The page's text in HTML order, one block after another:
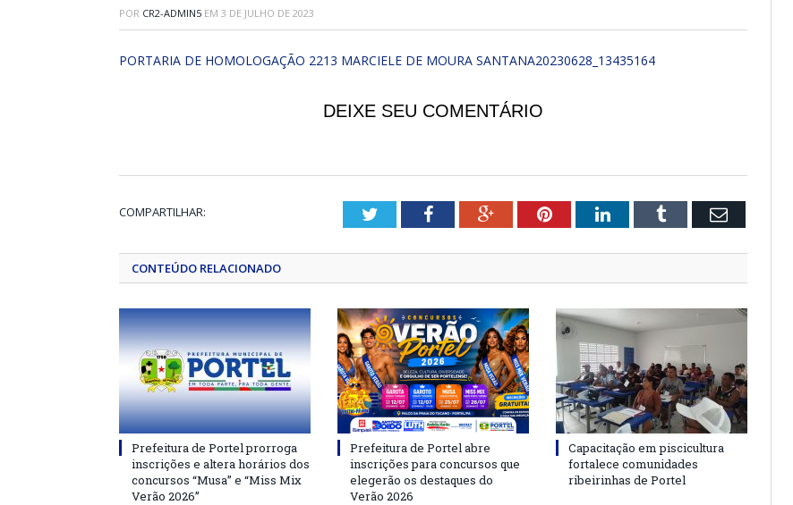
POR CR2-ADMIN5 EM 3 DE JULHO DE 2023
PORTARIA DE HOMOLOGAÇÃO 2213 MARCIELE DE MOURA SANTANA20230628_13435164
DEIXE SEU COMENTÁRIO
COMPARTILHAR: TwitterFacebookGoogle+PinterestLinkedInTumblr Email
CONTEÚDO RELACIONADO
Prefeitura de Portel prorroga
inscrições e altera horários dos
concursos “Musa” e “Miss Mix
Verão 2026”
Prefeitura de Portel abre
inscrições para concursos que
elegerão os destaques do
Verão 2026
Capacitação em piscicultura
fortalece comunidades
ribeirinhas de Portel